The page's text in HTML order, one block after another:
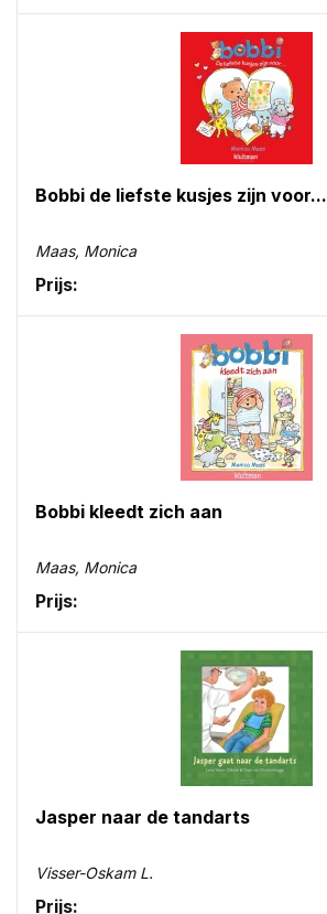
Bobbi de liefste kusjes zijn voor...
Maas, Monica
Prijs:
Bobbi kleedt zich aan
Maas, Monica
Prijs:
Jasper naar de tandarts
Visser-Oskam L.
Prijs: